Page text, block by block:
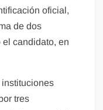
oficial,
de dos
el candidato, en
tres